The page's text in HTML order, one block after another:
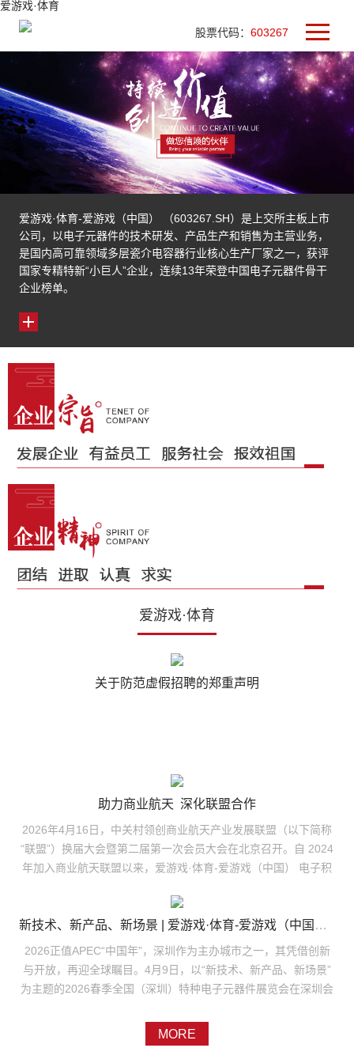
爱游戏·体育
股票代码： 603267
爱游戏·体育-爱游戏（中国） （603267.SH）是上交所主板上市
公司，以电子元器件的技术研发、产品生产和销售为主营业务，
是国内高可靠领域多层瓷介电容器行业核心生产厂家之一，获评
国家专精特新“小巨人”企业，连续13年荣登中国电子元器件骨干
企业榜单。
爱游戏·体育
关于防范虚假招聘的郑重声明
助力商业航天 深化联盟合作
2026年4月16日，中关村领创商业航天产业发展联盟（以下简称
“联盟”）换届大会暨第二届第一次会员大会在北京召开。自 2024
年加入商业航天联盟以来，爱游戏·体育-爱游戏（中国） 电子积
届理事会理事单位，公司总工程师胜鹏作为理事参会并领取理事
证书，此次入选理事单位，彰显公司在商业航天领域的行业地位
与品牌影响力再上新台阶。中关村领创商业航天产业发展联盟是
国内商业航天领域首家在民政部门正式注册的行业社会组织，可
以在全国开展业务和吸收会员，以“聚焦商业航天、推动产业融
势力量。本次大会选举产生的新一届理事会，将为产业注入新动
能。爱游戏·体育-爱游戏（中国） 电子作为国内高可靠电子元器
新技术、新产品、新场景 | 爱游戏·体育-爱游戏（中国） 电子亮相2026春季全国（深圳）特种电子元器件展
2026正值APEC“中国年”，深圳作为主办城市之一，其凭借创新
与开放，再迎全球瞩目。4月9日，以“新技术、新产品、新场景”
为主题的2026春季全国（深圳）特种电子元器件展览会在深圳会
小丹、副总经理吕鹏带队，携核心技术与创新成果亮相本届展
会，以科技实力为行业注入新动能。系列产品亮相，展现核心技
MORE